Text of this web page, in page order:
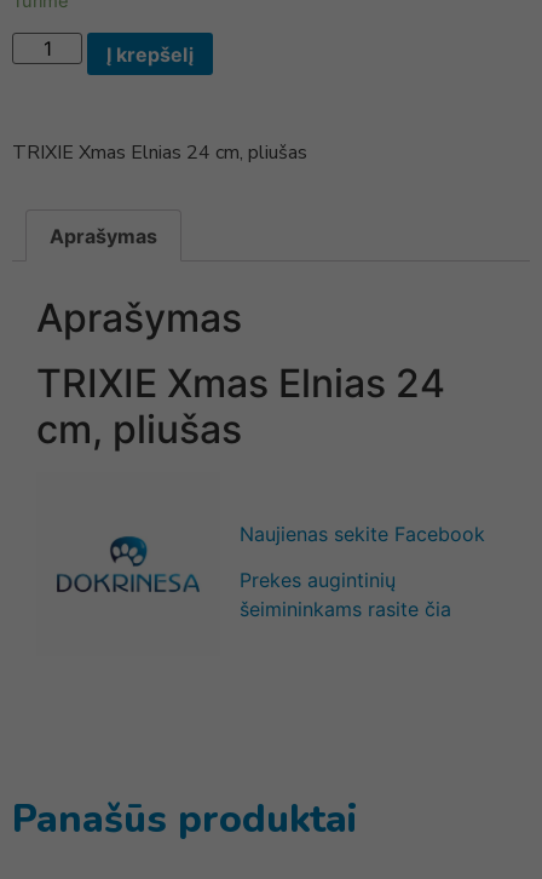
Į krepšelį
TRIXIE Xmas Elnias 24 cm, pliušas
Aprašymas
Aprašymas
TRIXIE Xmas Elnias 24
cm, pliušas
Naujienas sekite Facebook
Prekes augintinių
šeimininkams rasite čia
Panašūs produktai